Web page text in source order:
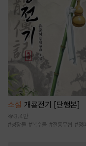
소설 개룡전기 [단행본]
3.4만
#성장물 #복수물 #전통무협 #정파